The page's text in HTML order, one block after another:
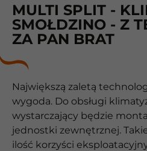
MULTI SPLIT -
SMOŁDZINO - Z
ZA PAN BRAT
Największą zaletą
wygoda. Do obsługi
wystarczający będzie
jednostki zewnętrznej.
ilość korzyści